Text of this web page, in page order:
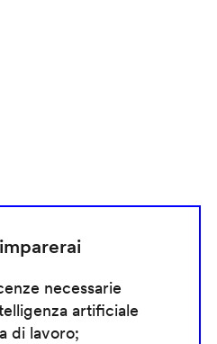
necessarie
artificiale
di lavoro;